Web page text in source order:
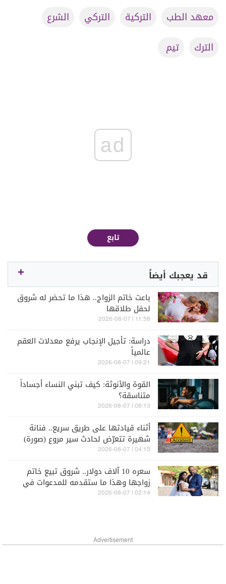
معهد الطب التركية التركي
الشرع
الترك
تيم ⁧
ad
تابع
قد يعجبك أيضاً
باعت خاتم الزواج.. هذا ما تحضر له شروق
لحفل طلاقها
11:58 | 2026-08-07
دراسة: تأجيل الإنجاب يرفع معدلات العقم
عالمياً
09:21 | 2026-08-07
القوة والأنوثة: كيف تبني النساء أجساداً
متناسقة؟
08:13 | 2026-08-07
أثناء قيادتها على طريق سريع.. فنانة
شهيرة تتعرّض لحادث سير مروع (صورة)
04:15 | 2026-08-07
سعره 10 آلاف دولار.. شروق تبيع خاتم
زواجها وهذا ما ستقدمه للمدعوات في
حفل طلاقها (فيديو)
02:14 | 2026-08-07
Advertisement